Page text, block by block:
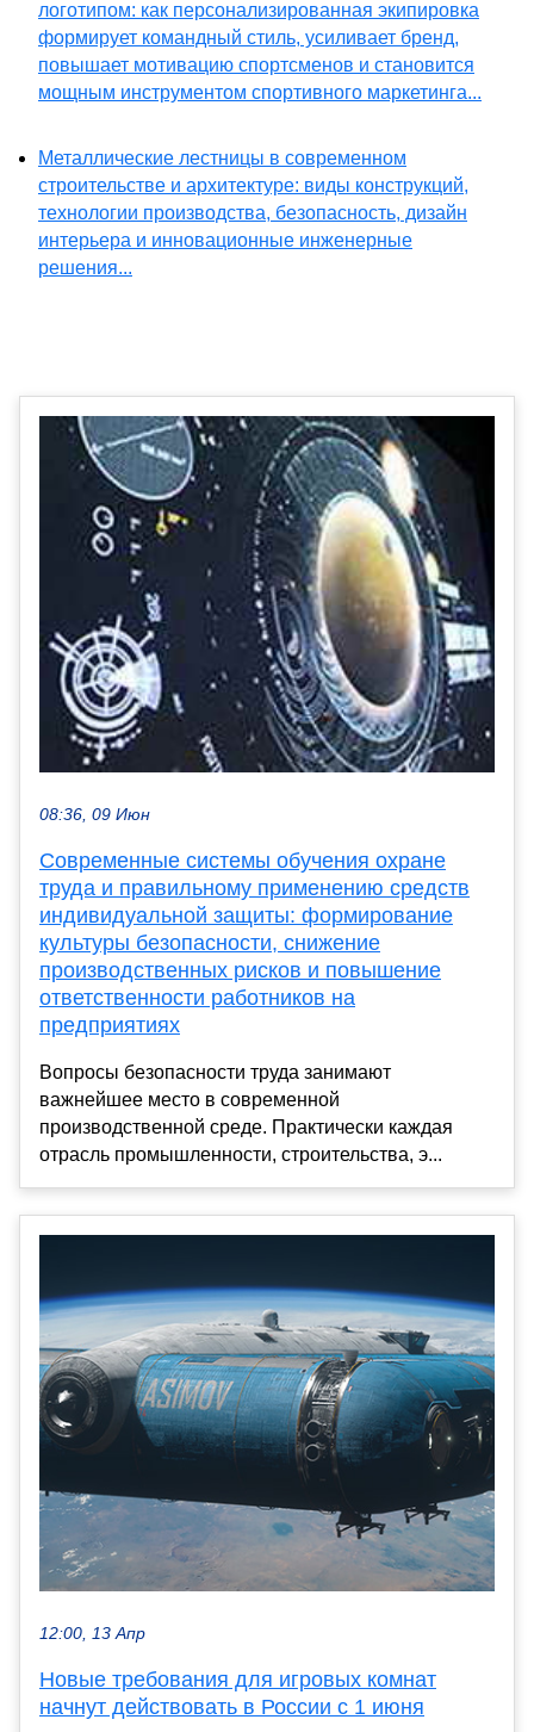
логотипом: как персонализированная экипировка
формирует командный стиль, усиливает бренд,
повышает мотивацию спортсменов и становится
мощным инструментом спортивного маркетинга...
Металлические лестницы в современном
строительстве и архитектуре: виды конструкций,
технологии производства, безопасность, дизайн
интерьера и инновационные инженерные
решения...
08:36, 09 Июн
Современные системы обучения охране
труда и правильному применению средств
индивидуальной защиты: формирование
культуры безопасности, снижение
производственных рисков и повышение
ответственности работников на
предприятиях
Вопросы безопасности труда занимают
важнейшее место в современной
производственной среде. Практически каждая
отрасль промышленности, строительства, э...
12:00, 13 Апр
Новые требования для игровых комнат
начнут действовать в России с 1 июня